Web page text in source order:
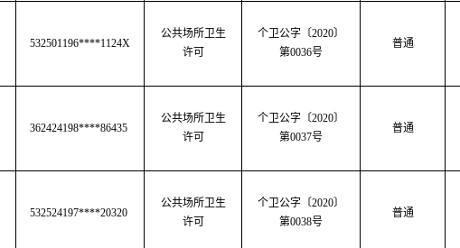
532501196****1124X
公共场所卫生
许可
个卫公字 〔2020〕
第0036号
普通
362424198****86435
公共场所卫生
许可
个卫公字 〔2020〕
第0037号
普通
532524197****20320
公共场所卫生
许可
个卫公字〔2020〕
第0038号
普通